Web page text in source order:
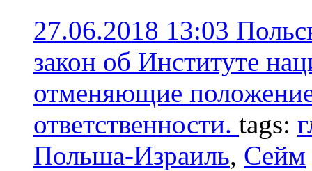
27.06.2018 13:03
закон об Институте
отменяющие
ответственности. tags:
Польша-Израиль, Сейм